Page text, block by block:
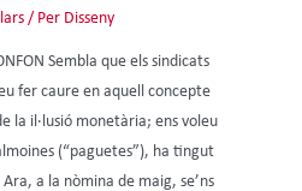
/ Per Disseny
Sembla que els sindicats
fer caure en aquell concepte
la il·lusió monetària; ens voleu
(“paguetes”), ha tingut
a la nòmina de maig, se’ns